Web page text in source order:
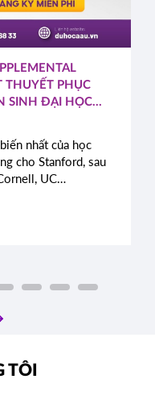
THUYẾT PHỤC
SINH ĐẠI HỌC
nhất của học
cho Stanford, sau
UC
TÔI